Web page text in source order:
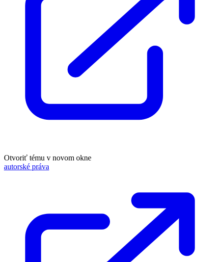
Otvoriť tému v novom okne
autorské práva